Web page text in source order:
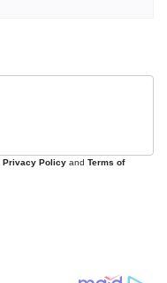
Privacy Policy and Terms of